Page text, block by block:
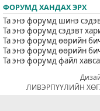
ФОРУМД ХАНДАХ ЭРХ
Та энэ форумд шинэ
Та энэ форумд сэдэвт
Та энэ форумд өөрийн
Та энэ форумд өөрийн
Та энэ форумд файл
ЛИВЭРПҮҮЛИЙН